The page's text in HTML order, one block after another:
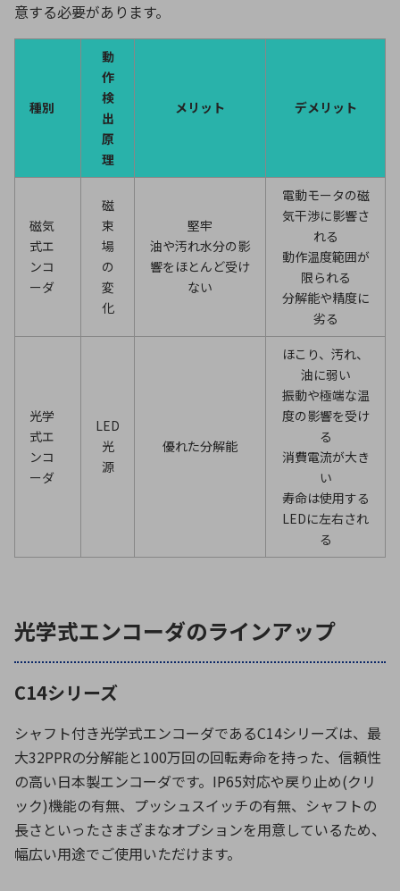
意する必要があります。
種別
動
作
検
出
原
理
メリット デメリット
磁気
式エ
ンコ
ーダ
磁
束
場
の
変
化
堅牢
油や汚れ水分の影
響をほとんど受け
ない
電動モータの磁
気干渉に影響さ
れる
動作温度範囲が
限られる
分解能や精度に
劣る
光学
式エ
ンコ
ーダ
LED
光
源
優れた分解能
ほこり、汚れ、
油に弱い
振動や極端な温
度の影響を受け
る
消費電流が大き
い
寿命は使用する
LEDに左右され
る
光学式エンコーダのラインアップ
C14シリーズ
シャフト付き光学式エンコーダであるC14シリーズは、最
大32PPRの分解能と100万回の回転寿命を持った、信頼性
の高い日本製エンコーダです。IP65対応や戻り止め(クリ
ック)機能の有無、プッシュスイッチの有無、シャフトの
長さといったさまざまなオプションを用意しているため、
幅広い用途でご使用いただけます。